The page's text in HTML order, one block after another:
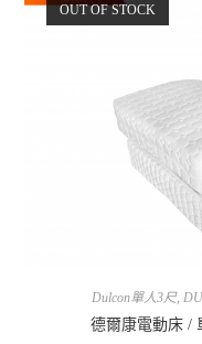
OUT OF STOCK
Dulcon單人3尺,
德爾康電動床 /